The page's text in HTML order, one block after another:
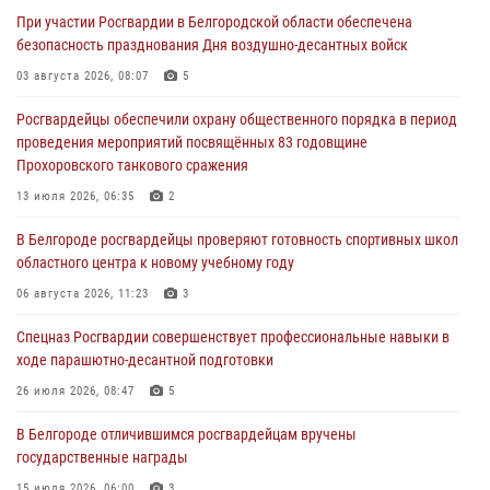
Подвиги героев‑росгвардейцев увековечили в новой музейной
экспозиции белгородского музея‑диорамы «Курская битва.
06 августа 2026, 12:05 3
В Белгороде росгвардейцы проверяют готовность спортивных школ
областного центра к новому учебному году
Росгвардия обеспечила общественную безопасность празднования
83-й годовщины освобождения г. Белгорода от немецко -
06 августа 2026, 06:54 3
Офицеры Росгвардии и ветераны войск правопорядка почтили
05 августа 2026, 17:12 2
При участии Росгвардии в Белгородской области обеспечена
безопасность празднования Дня воздушно-десантных войск
03 августа 2026, 08:07 5
Росгвардейцы обеспечили охрану общественного порядка в период
проведения мероприятий посвящённых 83 годовщине
Прохоровского танкового сражения
13 июля 2026, 06:35 2
В Белгороде росгвардейцы проверяют готовность спортивных школ
областного центра к новому учебному году
06 августа 2026, 11:23 3
Спецназ Росгвардии совершенствует профессиональные навыки в
ходе парашютно-десантной подготовки
26 июля 2026, 08:47 5
В Белгороде отличившимся росгвардейцам вручены
государственные награды